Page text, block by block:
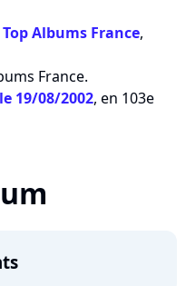
Top Albums France,
France.
le 19/08/2002, en 103e